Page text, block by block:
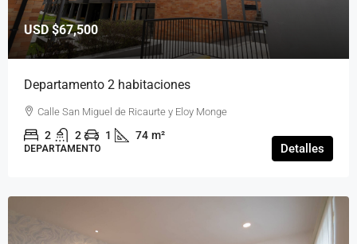
USD$67,500
Departamento 2 habitaciones
Calle San Miguel de Ricaurte y Eloy Monge
2 2 1 74 m²
DEPARTAMENTO Detalles